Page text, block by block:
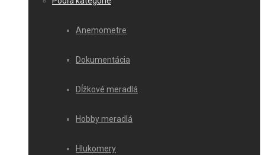
Anemometre
Dokumentácia
Dĺžkové meradlá
Hobby meradlá
Hlukomery